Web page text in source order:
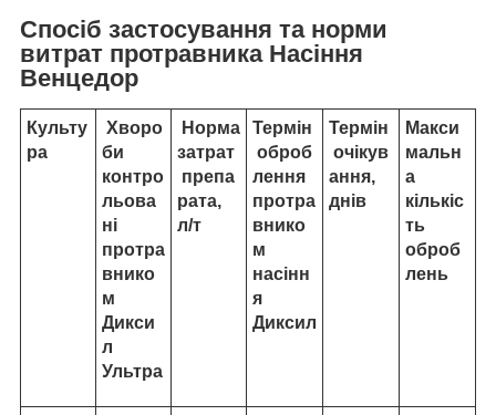
Спосіб застосування та норми
витрат протравника Насіння
Венцедор
Культу
ра
Хворо
би
контро
льова
ні
протра
внико
м
Дикси
л
Ультра
Норма
затрат
препа
рата,
л/т
Термін
оброб
лення
протра
внико
м
насінн
я
Диксил
Термін
очікув
ання,
днів
Макси
мальн
а
кількіс
ть
оброб
лень